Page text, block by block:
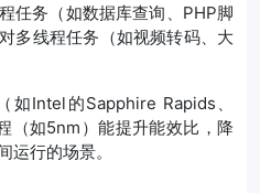
任务（如数据库查询、PHP脚
多线程任务（如视频转码、大
如Intel的Sapphire Rapids、
（如5nm）能提升能效比，降
运行的场景。